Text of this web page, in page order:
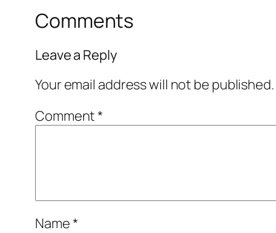
Comments
Leave a Reply
Your email address will not be published.
Comment*
Name*